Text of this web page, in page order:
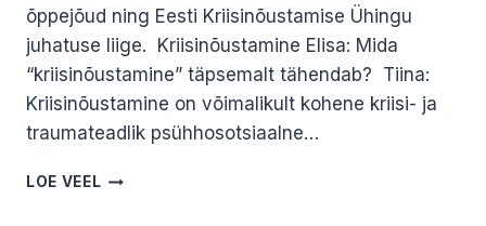
õppejõud ning Eesti Kriisinõustamise Ühingu
juhatuse liige. Kriisinõustamine Elisa: Mida
“kriisinõustamine” täpsemalt tähendab? Tiina:
Kriisinõustamine on võimalikult kohene kriisi- ja
traumateadlik psühhosotsiaalne…
LOE VEEL KES